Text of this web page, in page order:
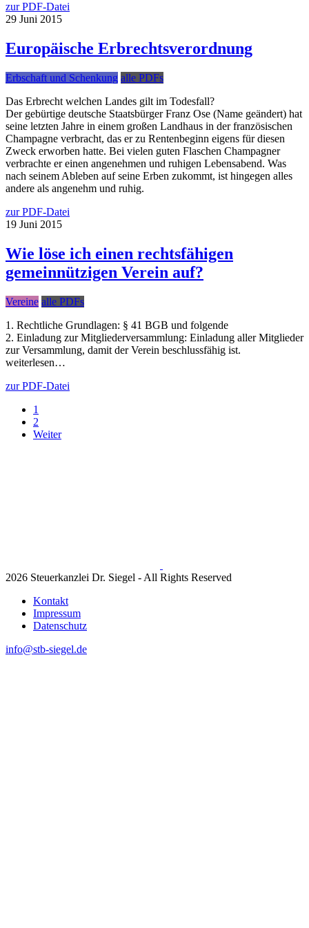
zur PDF-Datei
29 Juni 2015
Europäische Erbrechtsverordnung
Erbschaft und Schenkung alle PDFs
Das Erbrecht welchen Landes gilt im Todesfall?
Der gebürtige deutsche Staatsbürger Franz Ose (Name geändert) hat
seine letzten Jahre in einem großen Landhaus in der französischen
Champagne verbracht, das er zu Rentenbeginn eigens für diesen
Zweck erworben hatte. Bei vielen guten Flaschen Champagner
verbrachte er einen angenehmen und ruhigen Lebensabend. Was
nach seinem Ableben auf seine Erben zukommt, ist hingegen alles
andere als angenehm und ruhig.
zur PDF-Datei
19 Juni 2015
Wie löse ich einen rechtsfähigen
gemeinnützigen Verein auf?
Vereine alle PDFs
1. Rechtliche Grundlagen: § 41 BGB und folgende
2. Einladung zur Mitgliederversammlung: Einladung aller Mitglieder
zur Versammlung, damit der Verein beschlussfähig ist.
weiterlesen…
zur PDF-Datei
1
2
Weiter
2026 Steuerkanzlei Dr. Siegel - All Rights Reserved
Kontakt
Impressum
Datenschutz
info@stb-siegel.de